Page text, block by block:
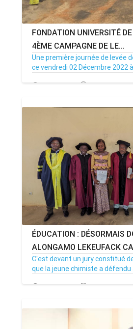
FONDATION UNIVERSITÉ
4ÈME CAMPAGNE DE LE...
Une première journée de levée
ce vendredi 02 Décembre 2022
02/12/22 Par
ÉDUCATION : DÉSORMAIS
ALONGAMO LEKEUFACK
C'est devant un jury constitué
que la jeune chimiste a défendu
12/11/22 Par